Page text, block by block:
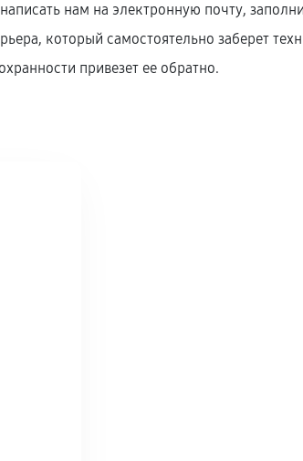
нам на электронную почту,
который самостоятельно заберет
привезет ее обратно.